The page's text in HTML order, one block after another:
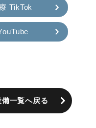
TikTok
一覧へ戻る